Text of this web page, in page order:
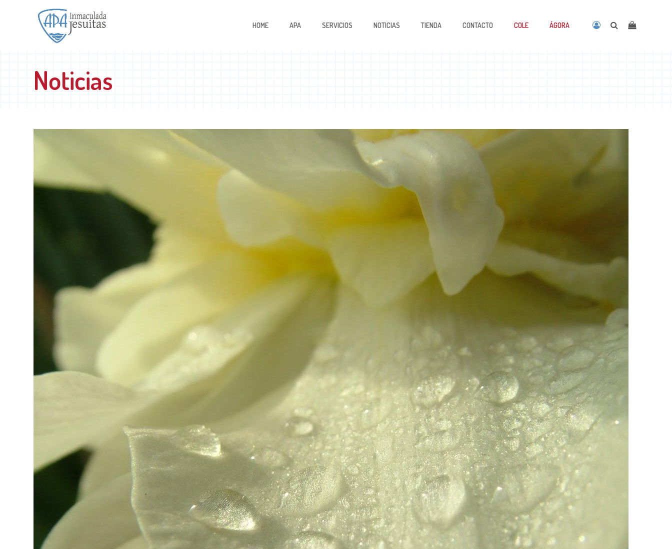
HOME APA SERVICIOS NOTICIAS TIENDA CONTACTO COLE ÁGORA
Noticias